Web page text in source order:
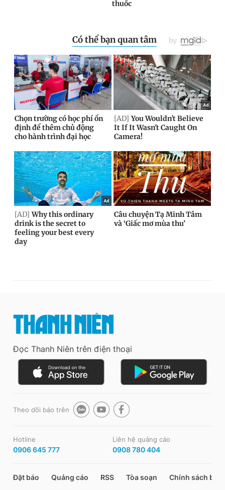
Đọc Thanh Niên trên điện thoại
Theo dõi báo trên
Hotline
0906 645 777
Liên hệ quảng cáo
0908 780 404
Đặt báo Quảng cáo RSS Tòa soạn Chính sách bảo